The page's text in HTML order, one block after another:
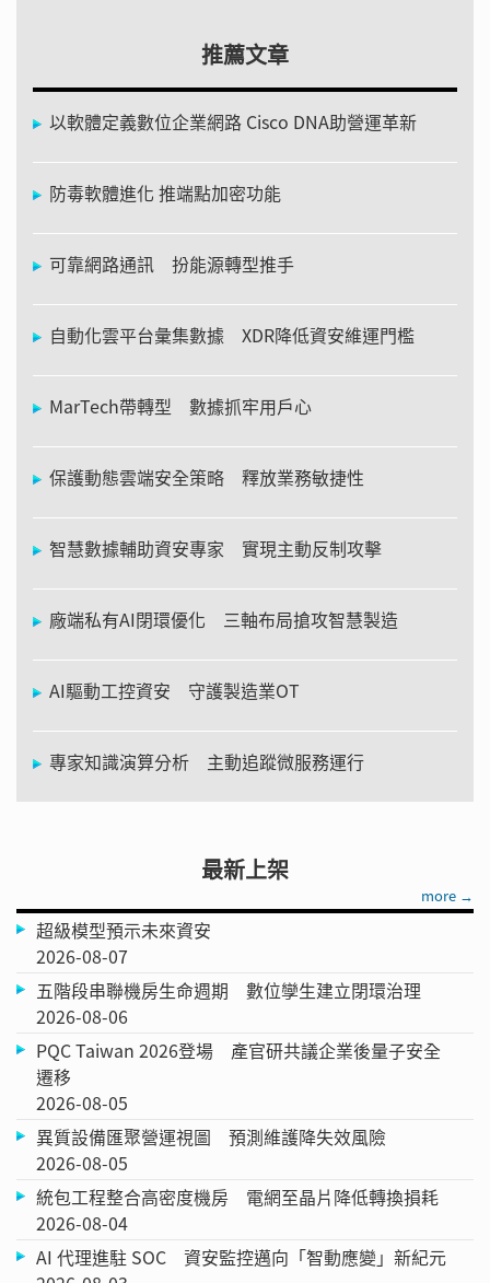
推薦文章
以軟體定義數位企業網路 Cisco DNA助營運革新
防毒軟體進化 推端點加密功能
可靠網路通訊 扮能源轉型推手
自動化雲平台彙集數據 XDR降低資安維運門檻
MarTech帶轉型 數據抓牢用戶心
保護動態雲端安全策略 釋放業務敏捷性
智慧數據輔助資安專家 實現主動反制攻擊
廠端私有AI閉環優化 三軸布局搶攻智慧製造
AI驅動工控資安 守護製造業OT
專家知識演算分析 主動追蹤微服務運行
最新上架
more →
超級模型預示未來資安
2026-08-07
五階段串聯機房生命週期 數位孿生建立閉環治理
2026-08-06
PQC Taiwan 2026登場 產官研共議企業後量子安全
遷移
2026-08-05
異質設備匯聚營運視圖 預測維護降失效風險
2026-08-05
統包工程整合高密度機房 電網至晶片降低轉換損耗
2026-08-04
AI 代理進駐 SOC 資安監控邁向「智動應變」新紀元